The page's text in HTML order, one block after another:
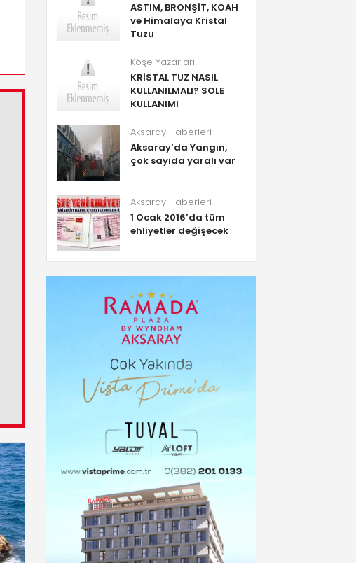
ASTIM, BRONŞİT, KOAH
ve Himalaya Kristal
Tuzu
Köşe Yazarları
KRİSTAL TUZ NASIL
KULLANILMALI? SOLE
KULLANIMI
Aksaray Haberleri
Aksaray’da Yangın,
çok sayıda yaralı var
Aksaray Haberleri
1 Ocak 2016’da tüm
ehliyetler değişecek